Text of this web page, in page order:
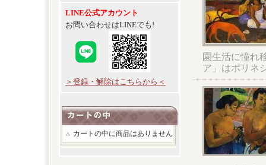
LINE公式アカウント
お問い合わせはLINEでも!
＞登録・解除はこちらから＜
カートの中に商品はありません
園生活に憧れ
ア」はポリネ